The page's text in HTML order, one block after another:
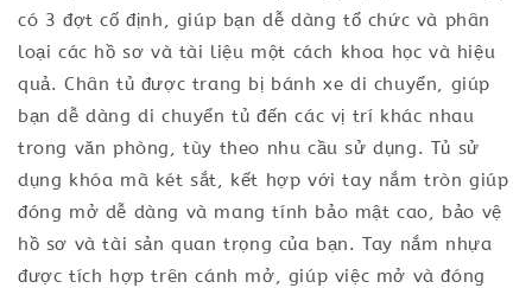
có 3 đợt cố định, giúp bạn dễ dàng tổ chức và phân
loại các hồ sơ và tài liệu một cách khoa học và hiệu
quả. Chân tủ được trang bị bánh xe di chuyển, giúp
bạn dễ dàng di chuyển tủ đến các vị trí khác nhau
trong văn phòng, tùy theo nhu cầu sử dụng. Tủ sử
dụng khóa mã két sắt, kết hợp với tay nắm tròn giúp
đóng mở dễ dàng và mang tính bảo mật cao, bảo vệ
hồ sơ và tài sản quan trọng của bạn. Tay nắm nhựa
được tích hợp trên cánh mở, giúp việc mở và đóng